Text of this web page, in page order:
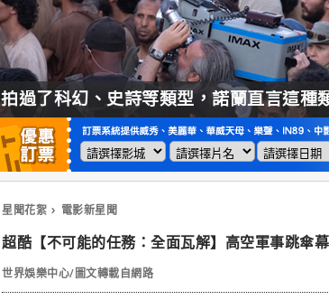
拍過了科幻、史詩等類型，諾蘭直言這種
星聞花絮 電影新星聞
超酷【不可能的任務：全面瓦解】高空軍事跳傘
世界娛樂中心/圖文轉載自網路